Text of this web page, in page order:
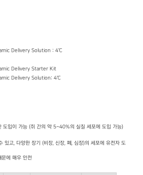
Delivery Solution : 4℃
Delivery Starter Kit
Delivery Solution： 4℃
도입이 가능 (쥐 간의 약 5~40%의 실질 세포에 도입 가능)
있고, 다양한 장기 (비장, 신장, 폐, 심장)의 세포에 유전자 도
문에 매우 안전